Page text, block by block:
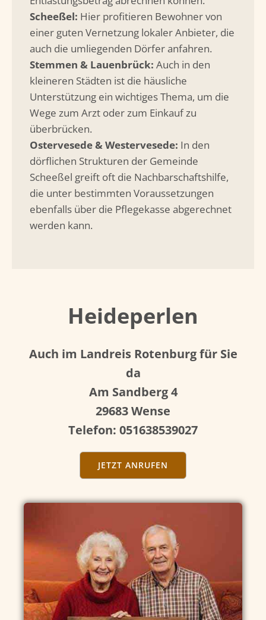
Scheeßel: Hier profitieren Bewohner von
einer guten Vernetzung lokaler Anbieter, die
auch die umliegenden Dörfer anfahren.
Stemmen & Lauenbrück: Auch in den
kleineren Städten ist die häusliche
Unterstützung ein wichtiges Thema, um die
Wege zum Arzt oder zum Einkauf zu
überbrücken.
Ostervesede & Westervesede: In den
dörflichen Strukturen der Gemeinde
Scheeßel greift oft die Nachbarschaftshilfe,
die unter bestimmten Voraussetzungen
ebenfalls über die Pflegekasse abgerechnet
werden kann.
Heideperlen
Auch im Landreis Rotenburg für Sie
da
Am Sandberg 4
29683 Wense
Telefon: 051638539027
JETZT ANRUFEN